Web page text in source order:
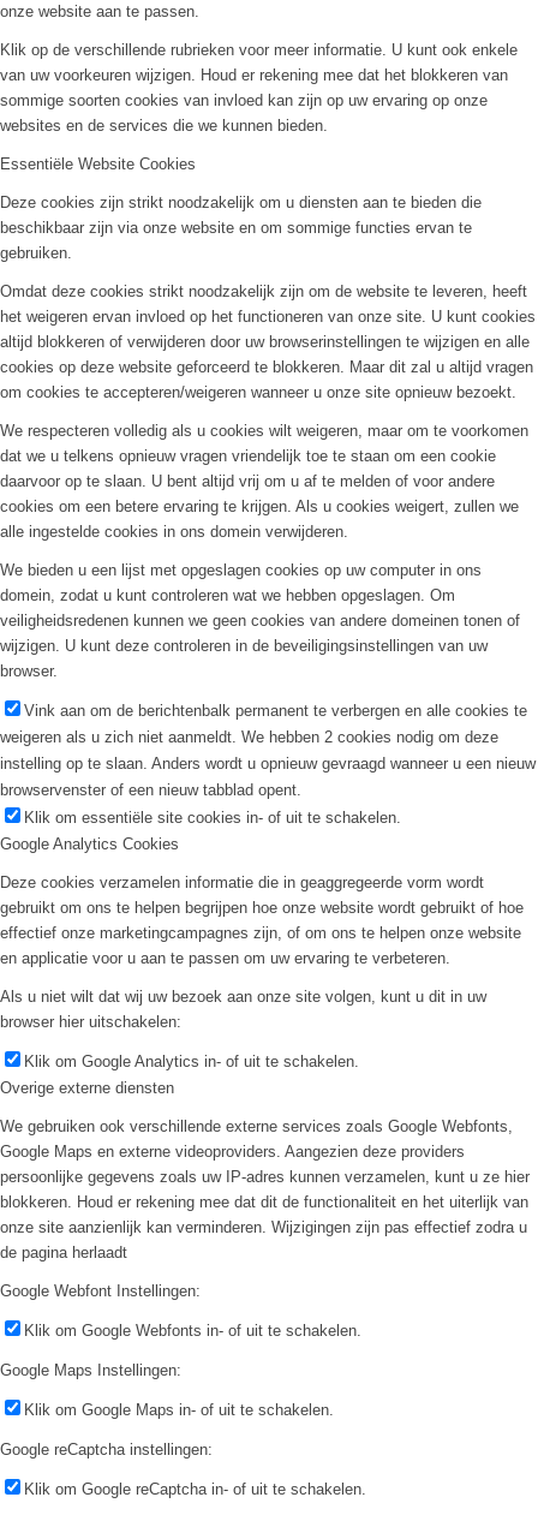
onze website aan te passen.
Klik op de verschillende rubrieken voor meer informatie. U kunt ook enkele
van uw voorkeuren wijzigen. Houd er rekening mee dat het blokkeren van
sommige soorten cookies van invloed kan zijn op uw ervaring op onze
websites en de services die we kunnen bieden.
Essentiële Website Cookies
Deze cookies zijn strikt noodzakelijk om u diensten aan te bieden die
beschikbaar zijn via onze website en om sommige functies ervan te
gebruiken.
Omdat deze cookies strikt noodzakelijk zijn om de website te leveren, heeft
het weigeren ervan invloed op het functioneren van onze site. U kunt cookies
altijd blokkeren of verwijderen door uw browserinstellingen te wijzigen en alle
cookies op deze website geforceerd te blokkeren. Maar dit zal u altijd vragen
om cookies te accepteren/weigeren wanneer u onze site opnieuw bezoekt.
We respecteren volledig als u cookies wilt weigeren, maar om te voorkomen
dat we u telkens opnieuw vragen vriendelijk toe te staan om een cookie
daarvoor op te slaan. U bent altijd vrij om u af te melden of voor andere
cookies om een betere ervaring te krijgen. Als u cookies weigert, zullen we
alle ingestelde cookies in ons domein verwijderen.
We bieden u een lijst met opgeslagen cookies op uw computer in ons
domein, zodat u kunt controleren wat we hebben opgeslagen. Om
veiligheidsredenen kunnen we geen cookies van andere domeinen tonen of
wijzigen. U kunt deze controleren in de beveiligingsinstellingen van uw
browser.
Vink aan om de berichtenbalk permanent te verbergen en alle cookies te
weigeren als u zich niet aanmeldt. We hebben 2 cookies nodig om deze
instelling op te slaan. Anders wordt u opnieuw gevraagd wanneer u een nieuw
browservenster of een nieuw tabblad opent.
Klik om essentiële site cookies in- of uit te schakelen.
Google Analytics Cookies
Deze cookies verzamelen informatie die in geaggregeerde vorm wordt
gebruikt om ons te helpen begrijpen hoe onze website wordt gebruikt of hoe
effectief onze marketingcampagnes zijn, of om ons te helpen onze website
en applicatie voor u aan te passen om uw ervaring te verbeteren.
Als u niet wilt dat wij uw bezoek aan onze site volgen, kunt u dit in uw
browser hier uitschakelen:
Klik om Google Analytics in- of uit te schakelen.
Overige externe diensten
We gebruiken ook verschillende externe services zoals Google Webfonts,
Google Maps en externe videoproviders. Aangezien deze providers
persoonlijke gegevens zoals uw IP-adres kunnen verzamelen, kunt u ze hier
blokkeren. Houd er rekening mee dat dit de functionaliteit en het uiterlijk van
onze site aanzienlijk kan verminderen. Wijzigingen zijn pas effectief zodra u
de pagina herlaadt
Google Webfont Instellingen:
Klik om Google Webfonts in- of uit te schakelen.
Google Maps Instellingen:
Klik om Google Maps in- of uit te schakelen.
Google reCaptcha instellingen:
Klik om Google reCaptcha in- of uit te schakelen.